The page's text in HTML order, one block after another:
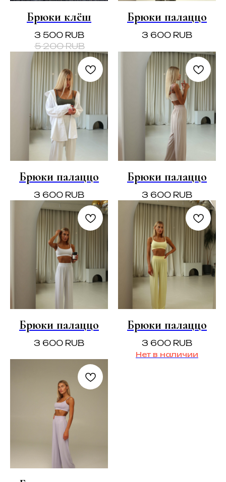
Брюки клёш
3 500 RUB
5 200 RUB
Брюки палаццо
3 600 RUB
Брюки палаццо
3 600 RUB
Брюки палаццо
3 600 RUB
Брюки палаццо
3 600 RUB
Брюки палаццо
3 600 RUB
Нет в наличии